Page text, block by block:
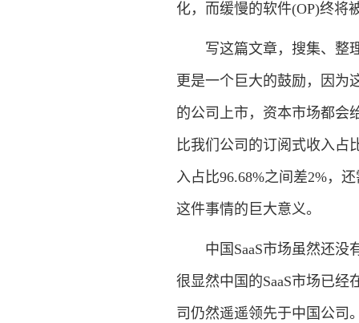
化，而缓慢的软件(OP)终将
写这篇文章，搜集、整理
更是一个巨大的鼓励，因为
的公司上市，资本市场都会
比我们公司的订阅式收入占
入占比96.68%之间差2%，
这件事情的巨大意义。
中国SaaS市场虽然还没
很显然中国的SaaS市场已经
司仍然遥遥领先于中国公司